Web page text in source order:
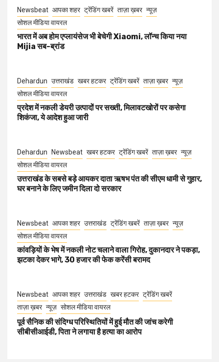
Newsbeat आपका शहर ट्रेंडिंग खबरें ताज़ा ख़बर न्यूज़
सोशल मीडिया वायरल
भारत में अब होम एप्लायंसेज भी बेचेगी Xiaomi, लॉन्च किया नया
Mijia सब-ब्रांड
Dehardun उत्तराखंड खबर हटकर ट्रेंडिंग खबरें ताज़ा ख़बर न्यूज़
सोशल मीडिया वायरल
प्रदेश में नकली डेयरी उत्पादों पर सख्ती, मिलावटखोरों पर कसेगा
शिकंजा, ये आदेश हुआ जारी
Dehardun Newsbeat खबर हटकर ट्रेंडिंग खबरें ताज़ा ख़बर न्यूज़
सोशल मीडिया वायरल
उत्तराखंड के सबसे बड़े आयकर दाता ऋषभ पंत की सीएम धामी से गुहार,
घर बनाने के लिए जमीन दिला दो सरकार
Newsbeat आपका शहर उत्तराखंड ट्रेंडिंग खबरें ताज़ा ख़बर न्यूज़
सोशल मीडिया वायरल
कांवड़ियों के भेष में नकली नोट चलाने वाला गिरोह, दुकानदार ने पकड़ा,
झटका देकर भागे, 30 हजार की फेक करेंसी बरामद
Newsbeat आपका शहर उत्तराखंड खबर हटकर ट्रेंडिंग खबरें
ताज़ा ख़बर न्यूज़ सोशल मीडिया वायरल
पूर्व सैनिक की संदिग्ध परिस्थितियों में हुई मौत की जांच करेगी
सीबीसीआईडी, पिता ने लगाया है हत्या का आरोप